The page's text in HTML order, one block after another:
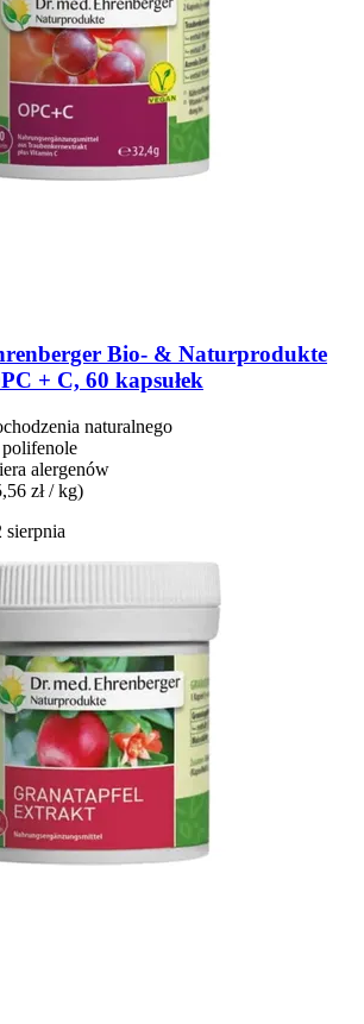
Bio- & Naturprodukte
+ C, 60 kapsułek
naturalnego
alergenów
zł / kg)
sierpnia